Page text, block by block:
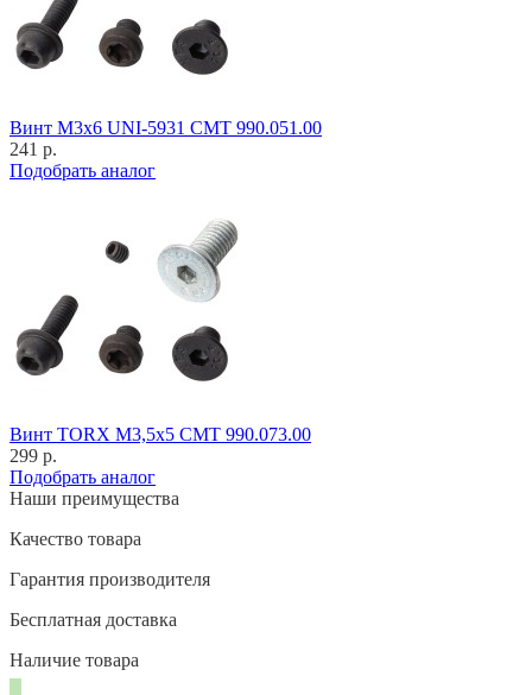
Винт M3x6 UNI-5931 CMT 990.051.00
241 р.
Подобрать аналог
Винт TORX M3,5x5 CMT 990.073.00
299 р.
Подобрать аналог
Наши преимущества
Качество товара
Гарантия производителя
Бесплатная доставка
Наличие товара